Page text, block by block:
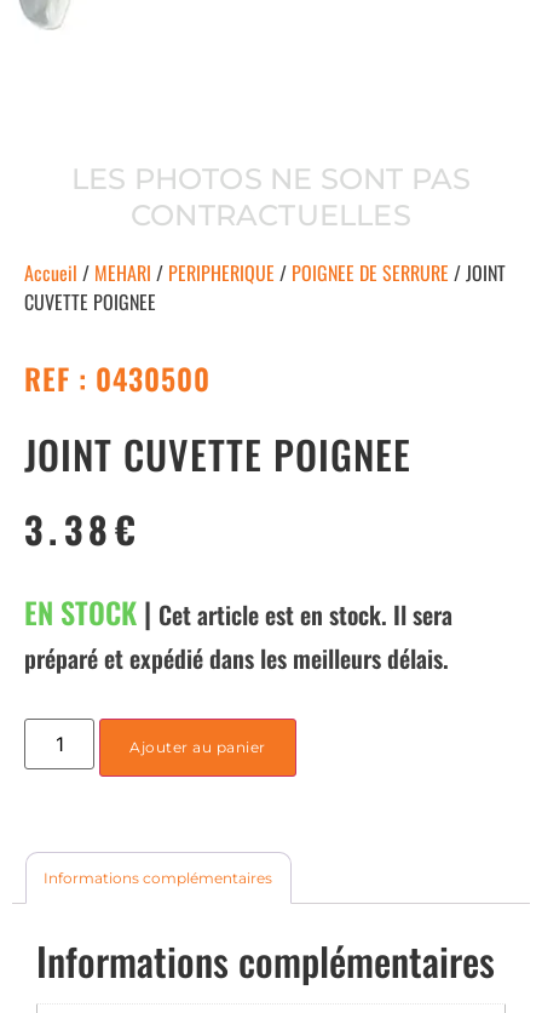
LES PHOTOS NE SONT PAS
CONTRACTUELLES
Accueil / MEHARI / PERIPHERIQUE / POIGNEE DE SERRURE / JOINT
CUVETTE POIGNEE
REF : 0430500
JOINT CUVETTE POIGNEE
3.38€
EN STOCK| Cet article est en stock. Il sera
préparé et expédié dans les meilleurs délais.
Ajouter au panier
Informations complémentaires
Informations complémentaires